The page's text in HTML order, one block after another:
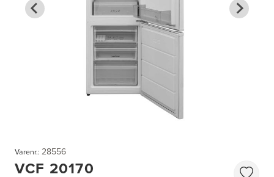
Varenr.: 28556
VCF 20170